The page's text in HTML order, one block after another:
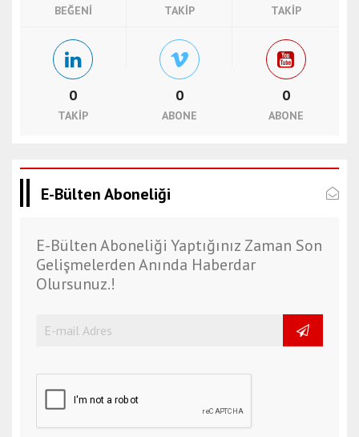
BEĞENI TAKIP TAKIP
0
TAKIP
0
ABONE
0
ABONE
E-Bülten Aboneliği
E-Bülten Aboneliği Yaptığınız Zaman Son
Gelişmelerden Anında Haberdar
Olursunuz.!